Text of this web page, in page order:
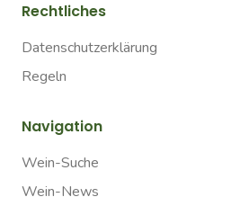
Rechtliches
Datenschutzerklärung
Regeln
Navigation
Wein-Suche
Wein-News